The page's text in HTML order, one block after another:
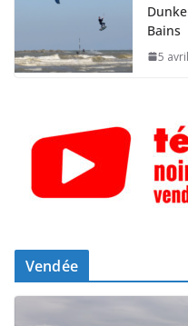
Bains
5
Vendée